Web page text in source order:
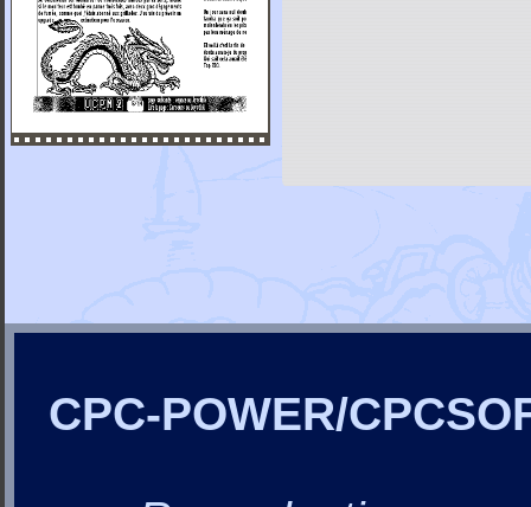
CPC-POWER/